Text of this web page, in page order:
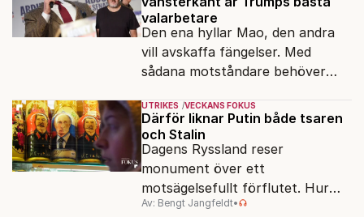
valarbetare
Den ena hyllar Mao, den andra
vill avskaffa fängelser. Med
sådana motståndare behöver
vänner.
UTRIKES VECKANS FOKUS
Därför liknar Putin både tsaren
och Stalin
Dagens Ryssland reser
monument över ett
motsägelsefullt förflutet. Hur
kunde två revolutioner förändra
Av: Bengt Jangfeldt•